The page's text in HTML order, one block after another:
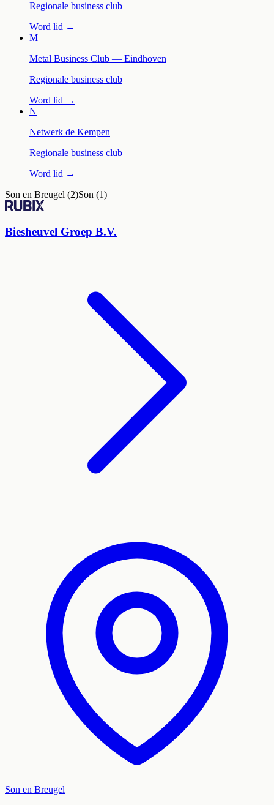
Regionale business club
Word lid →
M
Metal Business Club — Eindhoven
Regionale business club
Word lid →
N
Netwerk de Kempen
Regionale business club
Word lid →
+
−
Son en Breugel (2)Son (1)
Biesheuvel Groep B.V.
Son en Breugel